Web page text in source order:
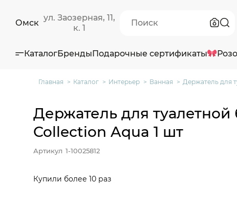
Омск
ул. Заозерная, 11,
к. 1
КаталогБрендыПодарочные сертификаты
Главная Каталог Интерьер Ванная Держатель для
Держатель для туалетной
Collection Aqua 1 шт
Артикул 1-10025812
Купили более 10 раз